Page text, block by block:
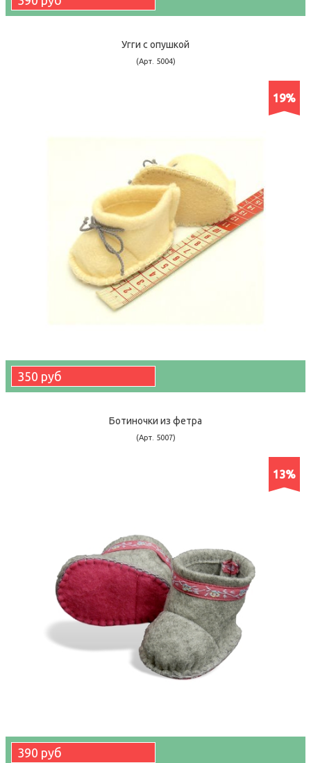
Угги с опушкой
(Арт. 5004)
19%
350 руб
Ботиночки из фетра
(Арт. 5007)
13%
390 руб